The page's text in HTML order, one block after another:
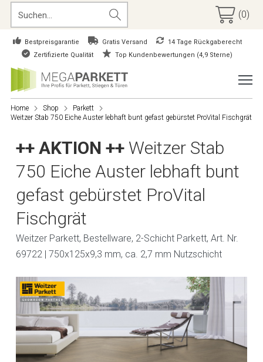
(0)
Bestpreisgarantie Gratis Versand
14 Tage Rückgaberecht
Zertifizierte Qualität
Top Kundenbewertungen (4,9 Sterne)
Home Shop
Parkett
Weitzer Stab 750 Eiche Auster lebhaft bunt gefast gebürstet ProVital Fischgrät
++ AKTION ++ Weitzer Stab
750 Eiche Auster lebhaft bunt
gefast gebürstet ProVital
Fischgrät
Weitzer Parkett, Bestellware, 2-Schicht Parkett, Art. Nr.
69722 | 750x125x9,3 mm, ca. 2,7 mm Nutzschicht